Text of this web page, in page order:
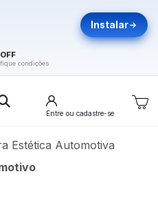
Instalar
condições
Entre ou cadastre-se
Estética Automotiva